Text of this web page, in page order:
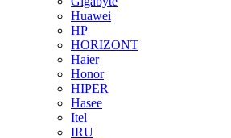
Huawei
HP
HORIZONT
Haier
Honor
HIPER
Hasee
Itel
IRU